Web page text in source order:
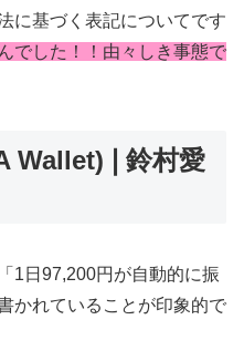
に基づく表記についてです
でした！！由々しき事態で
Wallet)❘鈴村愛
「1日97,200円が自動的に振
かれていることが印象的で